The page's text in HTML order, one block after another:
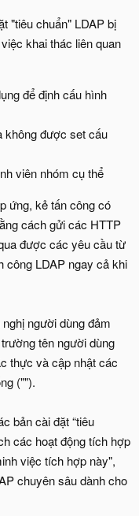
"tiêu chuẩn" LDAP bị
khai thác liên quan
để định cấu hình
không được set cấu
viên nhóm cụ thể
ứng, kẻ tấn công có
cách gửi các HTTP
được các yêu cầu từ
công LDAP ngay cả khi
người dùng đảm
tên người dùng
thực và cập nhật các
("").
bản cài đặt “tiêu
các hoạt động tích hợp
việc tích hợp này",
chuyên sâu dành cho